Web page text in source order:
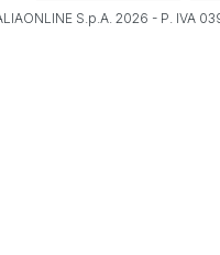
S.p.A. 2026 - P. IVA